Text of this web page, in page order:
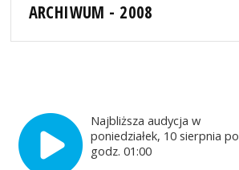
ARCHIWUM - 2008
Najbliższa audycja w
poniedziałek, 10 sierpnia po
godz. 01:00